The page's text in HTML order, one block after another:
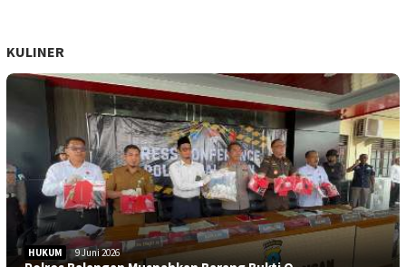
KULINER
HUKUM 9 Juni 2026